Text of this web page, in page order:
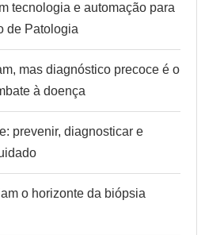
tecnologia e automação para
de Patologia
mas diagnóstico precoce é o
à doença
prevenir, diagnosticar e
o horizonte da biópsia